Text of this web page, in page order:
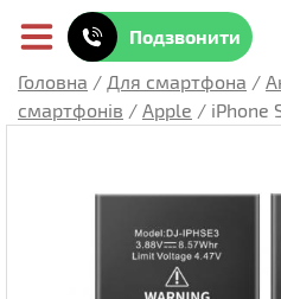
Подзвонити
Головна / Для смартфона /
смартфонів / Apple / iPhone